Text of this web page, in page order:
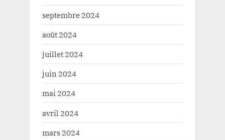
septembre 2024
août 2024
juillet 2024
juin 2024
mai 2024
avril 2024
mars 2024